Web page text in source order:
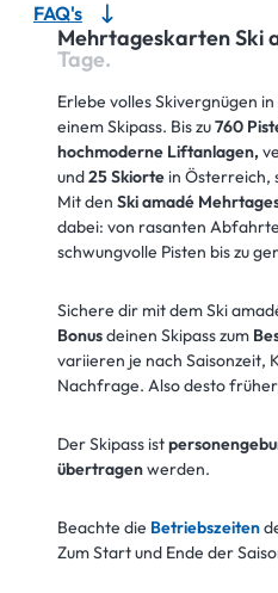
FAQ's
Mehrtageskarten Ski
Tage.
Erlebe volles Skivergnügen
einem Skipass. Bis zu760
hochmoderne Liftanlagen,
und25 Skiortein Österreich,
Mit den Ski amadé
dabei: von rasanten
schwungvolle Pisten bis zu
Sichere dir mit dem Ski
Bonusdeinen Skipass zum
variieren je nach Saisonzeit,
Nachfrage. Also desto
Der Skipass ist
übertragenwerden.
Beachte die Betriebszeiten
Zum Start und Ende der